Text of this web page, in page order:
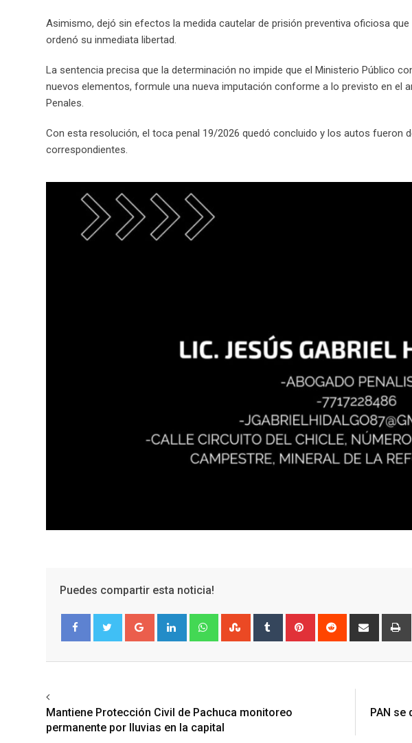
Asimismo, dejó sin efectos la medida cautelar de prisión preventiva oficiosa
ordenó su inmediata libertad.
La sentencia precisa que la determinación no impide que el Ministerio Público
nuevos elementos, formule una nueva imputación conforme a lo previsto en el
Penales.
Con esta resolución, el toca penal 19/2026 quedó concluido y los autos fueron
correspondientes.
Puedes compartir esta noticia!
Google+ LinkedIn WhatsappStumbleUpon
Tumblr Pinterest Reddit
Share
Mantiene Protección Civil de Pachuca monitoreo
permanente por lluvias en la capital
PAN se